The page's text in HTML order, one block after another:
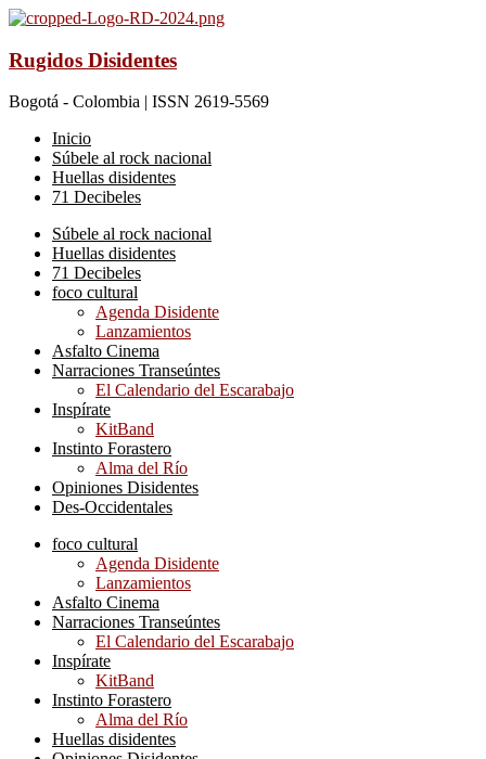
Rugidos Disidentes
Bogotá - Colombia | ISSN 2619-5569
Inicio
Súbele al rock nacional
Huellas disidentes
71 Decibeles
Súbele al rock nacional
Huellas disidentes
71 Decibeles
foco cultural
Agenda Disidente
Lanzamientos
Asfalto Cinema
Narraciones Transeúntes
El Calendario del Escarabajo
Inspírate
KitBand
Instinto Forastero
Alma del Río
Opiniones Disidentes
Des-Occidentales
foco cultural
Agenda Disidente
Lanzamientos
Asfalto Cinema
Narraciones Transeúntes
El Calendario del Escarabajo
Inspírate
KitBand
Instinto Forastero
Alma del Río
Huellas disidentes